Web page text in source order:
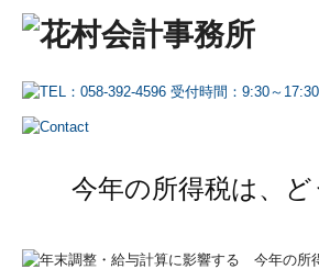
ホーム
事務所案内
経営理念
今年の所得税は、ど